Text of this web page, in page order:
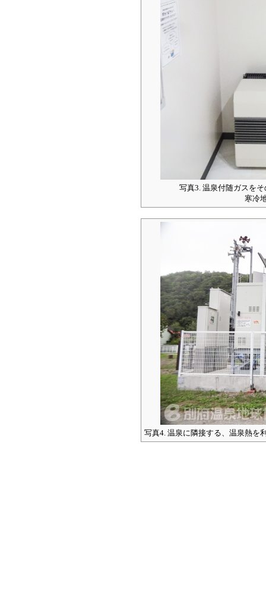
写真3. 温泉付随ガスを
寒冷
写真4. 温泉に隣接する、温泉熱を